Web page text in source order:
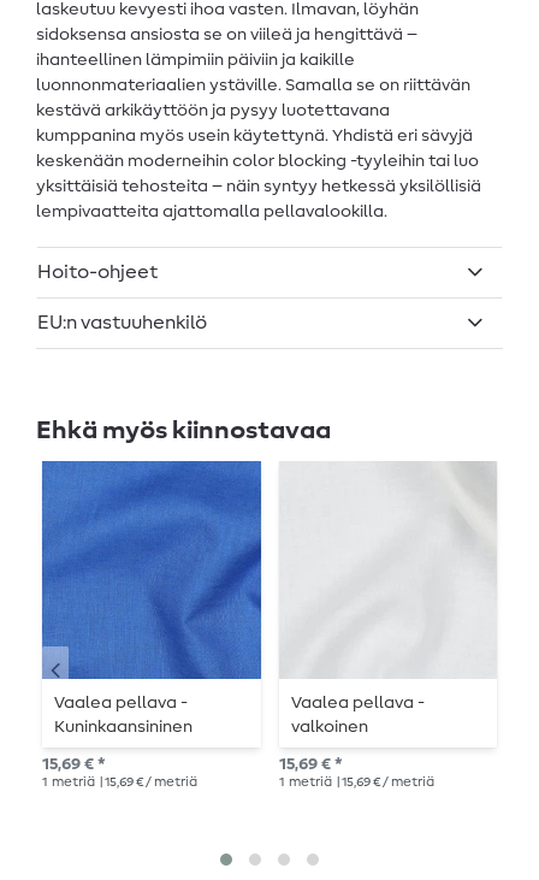
laskeutuu kevyesti ihoa vasten. Ilmavan, löyhän
sidoksensa ansiosta se on viileä ja hengittävä –
ihanteellinen lämpimiin päiviin ja kaikille
luonnonmateriaalien ystäville. Samalla se on riittävän
kestävä arkikäyttöön ja pysyy luotettavana
kumppanina myös usein käytettynä. Yhdistä eri sävyjä
keskenään moderneihin color blocking -tyyleihin tai luo
yksittäisiä tehosteita – näin syntyy hetkessä yksilöllisiä
lempivaatteita ajattomalla pellavalookilla.
Hoito-ohjeet
EU:n vastuuhenkilö
Ehkä myös kiinnostavaa
Vaalea pellava -
Kuninkaansininen
15,69 € *
1 metriä | 15,69 € / metriä
Vaalea pellava -
valkoinen
15,69 € *
1 metriä | 15,69 € / metriä